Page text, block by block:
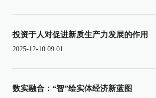
投资于人对促进新质生产力发展的作用
2025-12-10 09:01
数实融合：“智”绘实体经济新蓝图